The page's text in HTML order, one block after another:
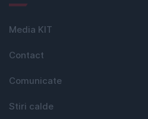
Media KIT
Contact
Comunicate
Stiri calde